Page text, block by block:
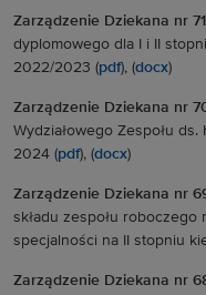
Zarządzenie Dziekana nr
dyplomowego dla I i II
2022/2023 (pdf), (docx)
Zarządzenie Dziekana nr
Wydziałowego Zespołu
2024 (pdf), (docx)
Zarządzenie Dziekana nr
składu zespołu
specjalności na II stopniu
Zarządzenie Dziekana nr